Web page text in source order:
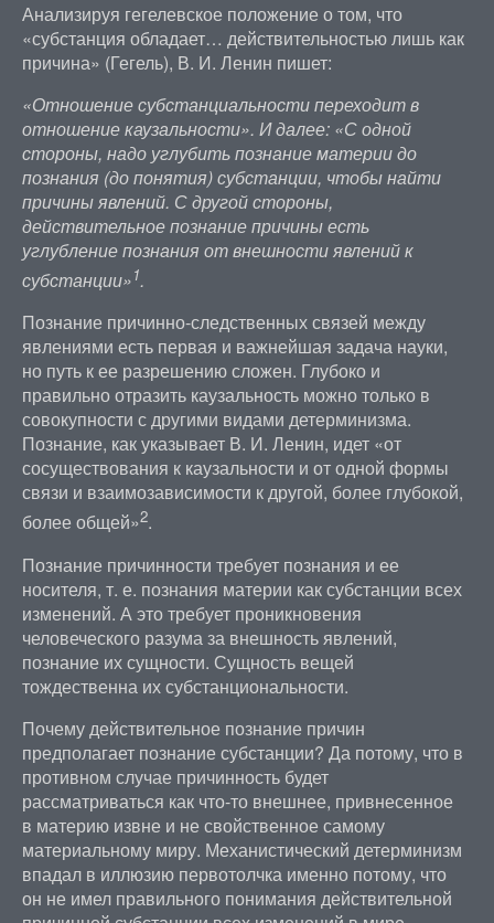
Анализируя гегелевское положение о том, что
«субстанция обладает… действительностью лишь как
причина» (Гегель), В. И. Ленин пишет:
«Отношение субстанциальности переходит в
отношение каузальности». И далее: «С одной
стороны, надо углубить познание материи до
познания (до понятия) субстанции, чтобы найти
причины явлений. С другой стороны,
действительное познание причины есть
углубление познания от внешности явлений к
субстанции»1.
Познание причинно-следственных связей между
явлениями есть первая и важнейшая задача науки,
но путь к ее разрешению сложен. Глубоко и
правильно отразить каузальность можно только в
совокупности с другими видами детерминизма.
Познание, как указывает В. И. Ленин, идет «от
сосуществования к каузальности и от одной формы
связи и взаимозависимости к другой, более глубокой,
более общей»2.
Познание причинности требует познания и ее
носителя, т. е. познания материи как субстанции всех
изменений. А это требует проникновения
человеческого разума за внешность явлений,
познание их сущности. Сущность вещей
тождественна их субстанциональности.
Почему действительное познание причин
предполагает познание субстанции? Да потому, что в
противном случае причинность будет
рассматриваться как что-то внешнее, привнесенное
в материю извне и не свойственное самому
материальному миру. Механистический детерминизм
впадал в иллюзию первотолчка именно потому, что
он не имел правильного понимания действительной